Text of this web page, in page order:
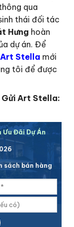
qua
thái đối tác
Hưng hoàn
dự án. Để
Stella mới
tôi để được
Gửi Art Stella:
Ưu Đãi Dự Án
sách bán hàng